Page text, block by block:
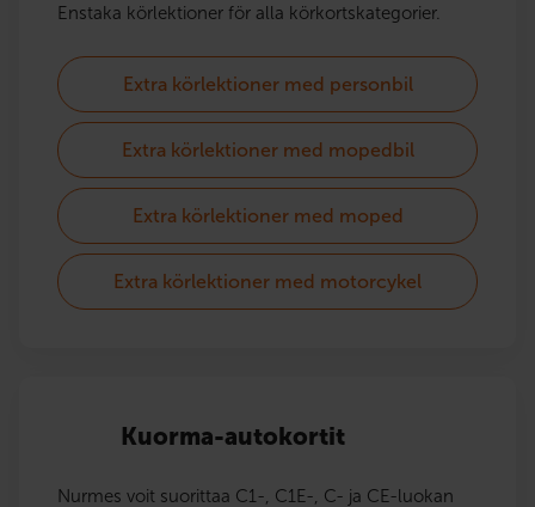
Enstaka körlektioner för alla körkortskategorier.
Extra körlektioner med personbil
Extra körlektioner med mopedbil
Extra körlektioner med moped
Extra körlektioner med motorcykel
Kuorma-autokortit
Nurmes voit suorittaa C1-, C1E-, C- ja CE-luokan